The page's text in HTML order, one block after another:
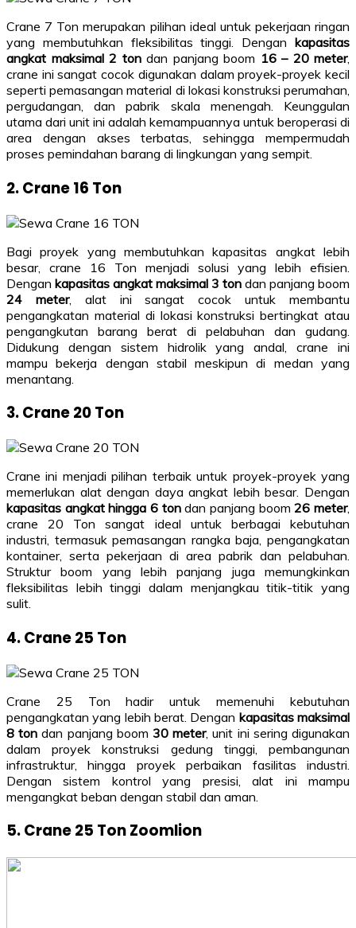
Crane 7 Ton merupakan pilihan ideal untuk pekerjaan ringan
yang membutuhkan fleksibilitas tinggi. Dengan kapasitas
angkat maksimal 2 tondan panjang boom 16 – 20 meter,
crane ini sangat cocok digunakan dalam proyek-proyek kecil
seperti pemasangan material di lokasi konstruksi perumahan,
pergudangan, dan pabrik skala menengah. Keunggulan
utama dari unit ini adalah kemampuannya untuk beroperasi di
area dengan akses terbatas, sehingga mempermudah
proses pemindahan barang di lingkungan yang sempit.
2. Crane 16 Ton
Bagi proyek yang membutuhkan kapasitas angkat lebih
besar, crane 16 Ton menjadi solusi yang lebih efisien.
Dengan kapasitas angkat maksimal 3 ton dan panjang boom
24 meter, alat ini sangat cocok untuk membantu
pengangkatan material di lokasi konstruksi bertingkat atau
pengangkutan barang berat di pelabuhan dan gudang.
Didukung dengan sistem hidrolik yang andal, crane ini
mampu bekerja dengan stabil meskipun di medan yang
menantang.
3. Crane 20 Ton
Crane ini menjadi pilihan terbaik untuk proyek-proyek yang
memerlukan alat dengan daya angkat lebih besar. Dengan
kapasitas angkat hingga 6 tondan panjang boom26 meter,
crane 20 Ton sangat ideal untuk berbagai kebutuhan
industri, termasuk pemasangan rangka baja, pengangkatan
kontainer, serta pekerjaan di area pabrik dan pelabuhan.
Struktur boom yang lebih panjang juga memungkinkan
fleksibilitas lebih tinggi dalam menjangkau titik-titik yang
sulit.
4. Crane 25 Ton
Crane 25 Ton hadir untuk memenuhi kebutuhan
pengangkatan yang lebih berat. Dengan kapasitas maksimal
8 ton dan panjang boom 30 meter, unit ini sering digunakan
dalam proyek konstruksi gedung tinggi, pembangunan
infrastruktur, hingga proyek perbaikan fasilitas industri.
Dengan sistem kontrol yang presisi, alat ini mampu
mengangkat beban dengan stabil dan aman.
5. Crane 25 Ton Zoomlion